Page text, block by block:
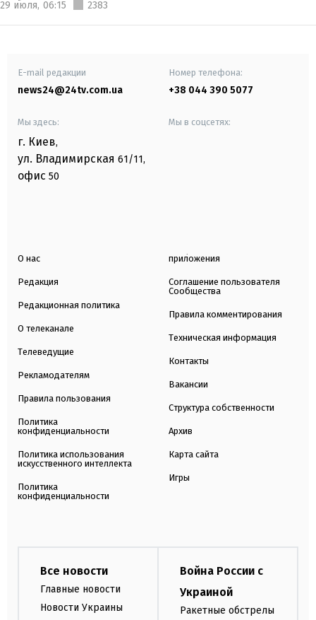
29 июля, 06:15 2383
E-mail редакции
news24@24tv.com.ua
Номер телефона:
+38 044 390 5077
Мы здесь:
г. Киев,
ул. Владимирская 61/11,
офис 50
Мы в соцсетях:
О нас
Редакция
Редакционная политика
О телеканале
Телеведущие
Рекламодателям
Правила пользования
Политика
конфиденциальности
Политика использования
искусственного интеллекта
Политика
конфиденциальности
приложения
Соглашение пользователя
Сообщества
Правила комментирования
Техническая информация
Контакты
Вакансии
Структура собственности
Архив
Карта сайта
Игры
Все новости
Главные новости
Новости Украины
Война России с
Украиной
Ракетные обстрелы